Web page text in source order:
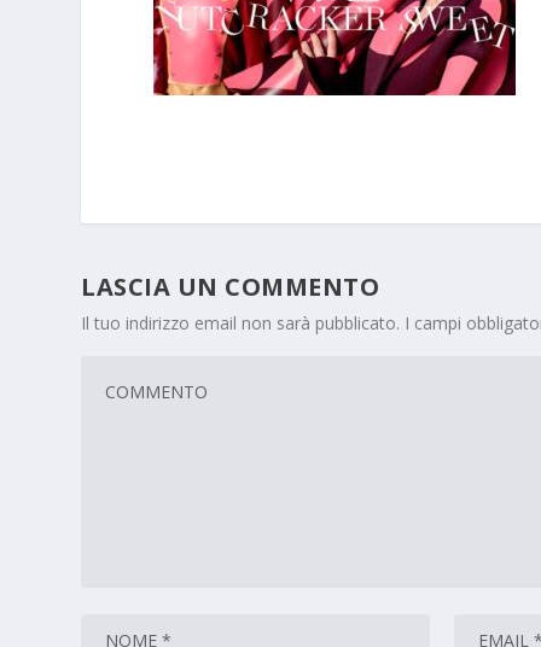
LASCIA UN COMMENTO
Il tuo indirizzo email non sarà pubblicato. I campi